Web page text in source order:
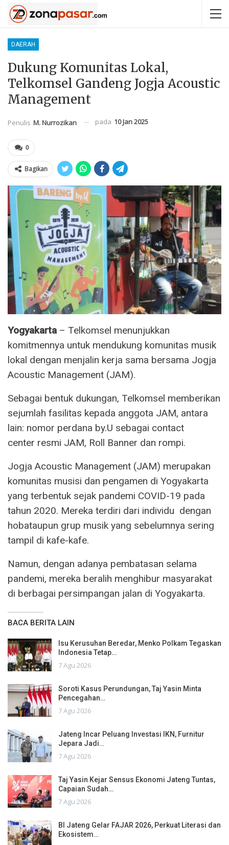
DAERAH
Dukung Komunitas Lokal,
Telkomsel Gandeng Jogja Acoustic
Management
Penulis M. Nurrozikan pada 10 Jan 2025
0
Bagikan
Yogyakarta– Telkomsel menunjukkan
komitmennya untuk mendukung komunitas musik
lokal dengan menjalin kerja sama bersama Jogja
Acoustic Management (JAM).
Sebagai bentuk dukungan, Telkomsel memberikan
sejumlah fasilitas kepada anggota JAM, antara
lain: nomor perdana by.U sebagai contact
center resmi JAM, Roll Banner dan rompi.
Jogja Acoustic Management (JAM) merupakan
komunitas musisi dan pengamen di Yogyakarta
yang terbentuk sejak pandemi COVID-19 pada
tahun 2020. Mereka terdiri dari individu dengan
hobataupun grup musik yang sebelumnya sering
tampil di kafe-kafe.
Namun, dengan adanya pembatasan selama
pandemi, mereka beralih menghibur masyarakat
di berbagai persimpangan jalan di Yogyakarta.
BACA BERITA LAIN
Isu Kerusuhan Beredar, Menko Polkam Tegaskan
Indonesia Tetap…
7 Agu 2026
Soroti Kasus Perundungan, Taj Yasin Minta
Pencegahan…
7 Agu 2026
Jateng Incar Peluang Investasi IKN, Furnitur
Jepara Jadi…
7 Agu 2026
Taj Yasin Kejar Sensus Ekonomi Jateng Tuntas,
Capaian Sudah…
7 Agu 2026
BI Jateng Gelar FAJAR 2026, Perkuat Literasi dan
Ekosistem…